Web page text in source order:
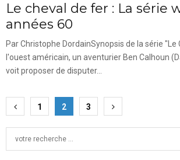
Le cheval de fer : La série
années 60
Par Christophe DordainSynopsis de la série "Le
l'ouest américain, un aventurier Ben Calhoun
voit proposer de disputer...
Pagination
des
publications
1 2 3